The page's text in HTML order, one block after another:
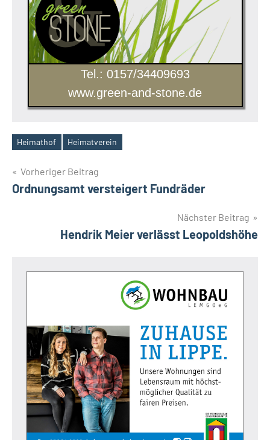
Tel.: 0157/34409693
www.green-and-stone.de
Schlagwörter
Heimathof Heimatverein
Beitragsnavigation
Vorheriger Beitrag
Ordnungsamt versteigert Fundräder
Nächster Beitrag
Hendrik Meier verlässt Leopoldshöhe